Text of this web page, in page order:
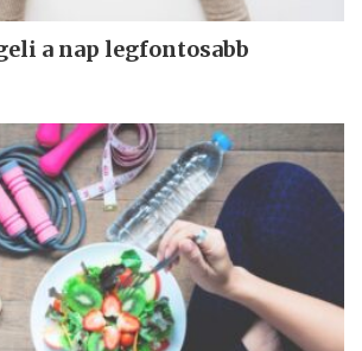
a nap legfontosabb